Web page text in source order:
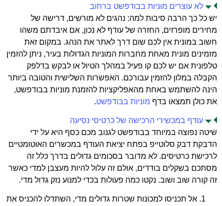
לא עוצרים מוניות בבודפשט ברחוב
יש כל כך הרבה סיבות למה: נהגים לא מורשים, דרישה של
מחירים מופרזים, החזרה של עודף לא נכון, אם איבדתם משהו
חשוב במונית אין לכם שום דרך לאתר את הנהג. במקום זאת
מזמינים מונית מאחת מחברות המוניות הגדולות בעיר, ניתן להזמין
טלפונית אם יש לכם קו פעיל במהלך הטיול או לבקש בדלפק
הקבלה במלון להזמין עבורכם. האפשרות השלישית והטובה ביותר
הינה להשתמש באחת מהאפליקציות להזמנת מוניות בבודפשט,
את כולן תמצאו בדף מוניות בבודפשט.
עודף במכשירי הרכישה של כרטיסי נסיעה
שיטה נפוצה במיוחד בבודפשט לגנוב מכם כסף היא על ידי
הדבקת דבק סלוטייפ בפתח יציאת העודף במכשרים האוטומטיים
לרכישת כרטיסים. לא מדובר בסכומים גדולים בדרך כלל זה
מסתכם בשקלים בודדים, אולם זה עלול להיות מעצבן למדי כאשר
זה קורה שוב ושוב. נקטו כמה פעולות בכדי למנוע נזק גדול מדי.
אל תכניסו למכונות שטרות גדולים מדי, השתדלו להכניס את